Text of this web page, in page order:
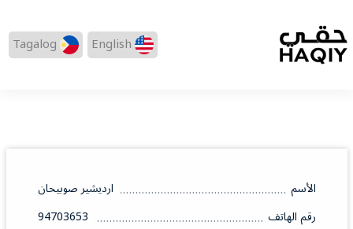
English
Tagalog
الأسم
ارديشير صوبيحان
رقم الهاتف
94703653